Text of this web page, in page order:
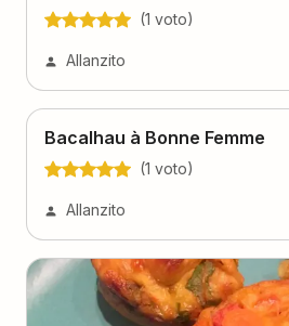
(1 voto)
Allanzito
Bacalhau à Bonne Femme
(1 voto)
Allanzito